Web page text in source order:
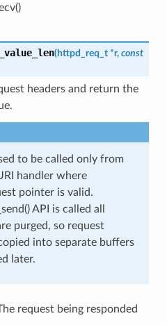
(httpd_req_t *r, const
headers and return the
to be called only from
handler where
pointer is valid.
API is called all
purged, so request
into separate buffers
later.
request being responded